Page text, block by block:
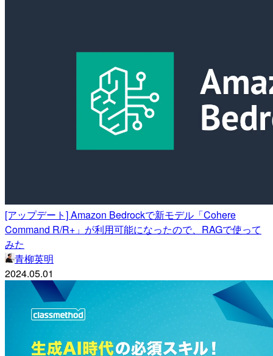
[アップデート] Amazon Bedrockで新モデル「Cohere
Command R/R+」が利用可能になったので、RAGで使って
みた
青柳英明
2024.05.01